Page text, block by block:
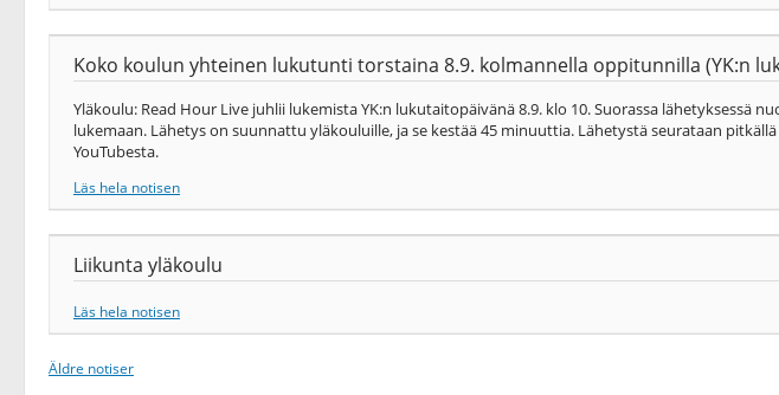
Koko koulun yhteinen lukutunti torstaina 8.9. kolmannella oppitunnilla (YK:n
Yläkoulu: Read Hour Live juhlii lukemista YK:n lukutaitopäivänä 8.9. klo 10. Suorassa lähetyksessä
lukemaan. Lähetys on suunnattu yläkouluille, ja se kestää 45 minuuttia. Lähetystä seurataan
YouTubesta.
Läs hela notisen
Liikunta yläkoulu
Läs hela notisen
Äldre notiser